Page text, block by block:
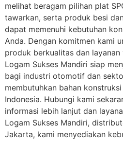
melihat beragam pilihan plat
tawarkan, serta produk besi
dapat memenuhi kebutuhan
Anda. Dengan komitmen kami
produk berkualitas dan layanan
Logam Sukses Mandiri siap
bagi industri otomotif dan
membutuhkan bahan
Indonesia. Hubungi kami
informasi lebih lanjut dan
Logam Sukses Mandiri,
Jakarta, kami menyediakan